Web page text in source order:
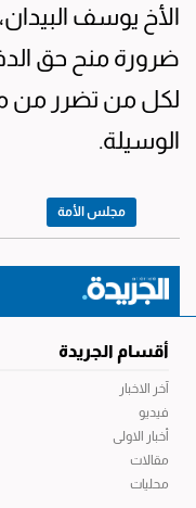
الأخ يوسف
ضرورة منح حق
لكل من تضرر من
الوسيلة.
مجلس الأمة
أقسام الجريدة
آخر الاخبار
فيديو
أخبار الاولى
مقالات
محليات